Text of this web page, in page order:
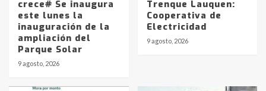
crece# Se inaugura
este lunes la
inauguración de la
ampliación del
Parque Solar
9 agosto, 2026
Trenque Lauquen:
Cooperativa de
Electricidad
9 agosto, 2026